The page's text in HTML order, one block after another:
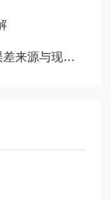
应用技术规范